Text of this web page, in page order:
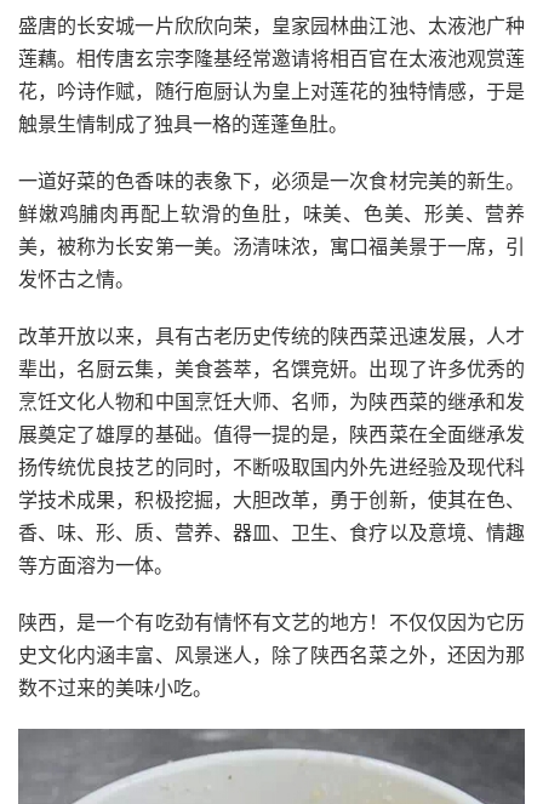
盛唐的长安城一片欣欣向荣，皇家园林曲江池、太液池广种
莲藕。相传唐玄宗李隆基经常邀请将相百官在太液池观赏莲
花，吟诗作赋，随行庖厨认为皇上对莲花的独特情感，于是
触景生情制成了独具一格的莲蓬鱼肚。
一道好菜的色香味的表象下，必须是一次食材完美的新生。
鲜嫩鸡脯肉再配上软滑的鱼肚，味美、色美、形美、营养
美，被称为长安第一美。汤清味浓，寓口福美景于一席，引
发怀古之情。
改革开放以来，具有古老历史传统的陕西菜迅速发展，人才
辈出，名厨云集，美食荟萃，名馔竞妍。出现了许多优秀的
烹饪文化人物和中国烹饪大师、名师，为陕西菜的继承和发
展奠定了雄厚的基础。值得一提的是，陕西菜在全面继承发
扬传统优良技艺的同时，不断吸取国内外先进经验及现代科
学技术成果，积极挖掘，大胆改革，勇于创新，使其在色、
香、味、形、质、营养、器皿、卫生、食疗以及意境、情趣
等方面溶为一体。
陕西，是一个有吃劲有情怀有文艺的地方！不仅仅因为它历
史文化内涵丰富、风景迷人，除了陕西名菜之外，还因为那
数不过来的美味小吃。